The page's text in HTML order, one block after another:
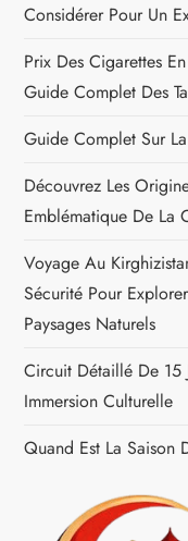
e
l
’
a
r
t
i
c
l
e
Considérer Pour Un
Prix Des Cigarettes
Guide Complet Des
Guide Complet Sur
Découvrez Les
Emblématique De La
Voyage Au
Sécurité Pour
Paysages Naturels
Circuit Détaillé De 15
Immersion Culturelle
Quand Est La Saison